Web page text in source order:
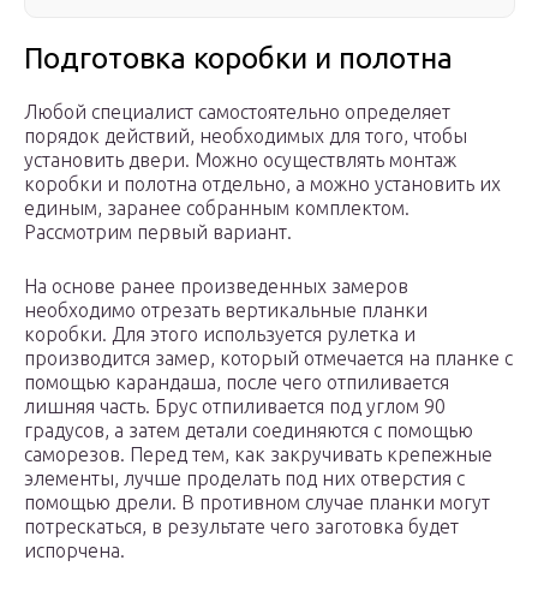
Подготовка коробки и полотна
Любой специалист самостоятельно определяет
порядок действий, необходимых для того, чтобы
установить двери. Можно осуществлять монтаж
коробки и полотна отдельно, а можно установить их
единым, заранее собранным комплектом.
Рассмотрим первый вариант.
На основе ранее произведенных замеров
необходимо отрезать вертикальные планки
коробки. Для этого используется рулетка и
производится замер, который отмечается на планке с
помощью карандаша, после чего отпиливается
лишняя часть. Брус отпиливается под углом 90
градусов, а затем детали соединяются с помощью
саморезов. Перед тем, как закручивать крепежные
элементы, лучше проделать под них отверстия с
помощью дрели. В противном случае планки могут
потрескаться, в результате чего заготовка будет
испорчена.